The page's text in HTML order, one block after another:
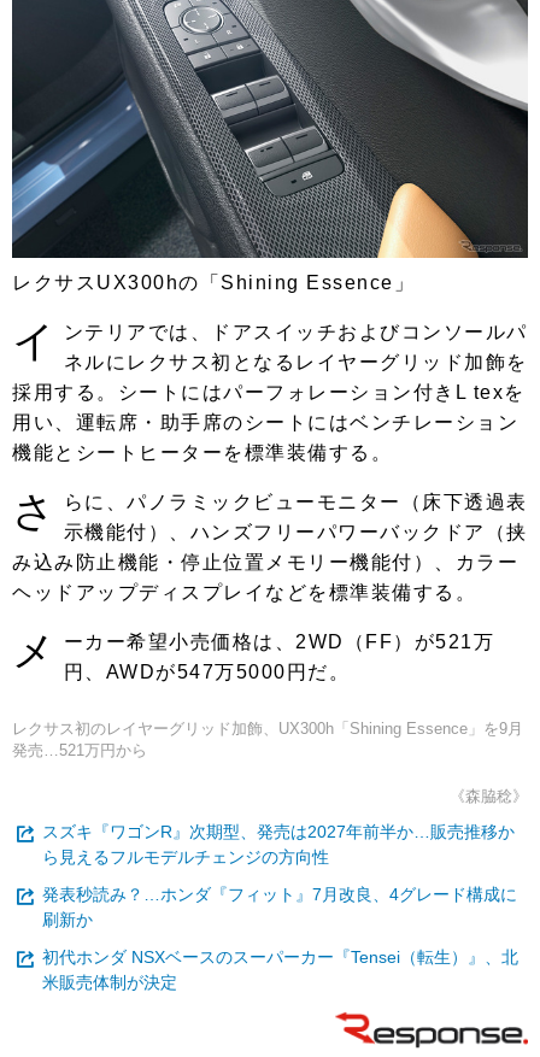
レクサスUX300hの「Shining Essence」
イ
ンテリアでは、ドアスイッチおよびコンソールパ
ネルにレクサス初となるレイヤーグリッド加飾を
採用する。シートにはパーフォレーション付きL texを
用い、運転席・助手席のシートにはベンチレーション
機能とシートヒーターを標準装備する。
さ
らに、パノラミックビューモニター（床下透過表
示機能付）、ハンズフリーパワーバックドア（挟
み込み防止機能・停止位置メモリー機能付）、カラー
ヘッドアップディスプレイなどを標準装備する。
メ
ーカー希望小売価格は、2WD（FF）が521万
円、AWDが547万5000円だ。
レクサス初のレイヤーグリッド加飾、UX300h「Shining Essence」を9月
発売…521万円から
《森脇稔》
スズキ『ワゴンR』次期型、発売は2027年前半か…販売推移か
ら見えるフルモデルチェンジの方向性
発表秒読み？…ホンダ『フィット』7月改良、4グレード構成に
刷新か
初代ホンダ NSXベースのスーパーカー『Tensei（転生）』、北
米販売体制が決定